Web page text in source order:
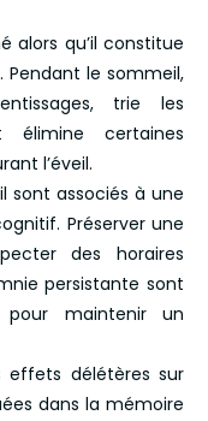
alors qu’il constitue
Pendant le sommeil,
trie les
certaines
l’éveil.
sont associés à une
Préserver une
des horaires
persistante sont
maintenir un
effets délétères sur
dans la mémoire